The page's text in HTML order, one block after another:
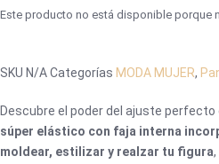
Este producto no está disponible porque
SKU N/ACategorías MODA MUJER,
Descubre el poder del ajuste
súper elástico con faja interna
moldear, estilizar y realzar tu figura